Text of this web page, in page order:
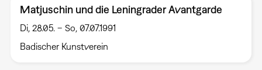
Matjuschin und die Leningrader Avantgarde
Di, 28.05. – So, 07.07.1991
Badischer Kunstverein